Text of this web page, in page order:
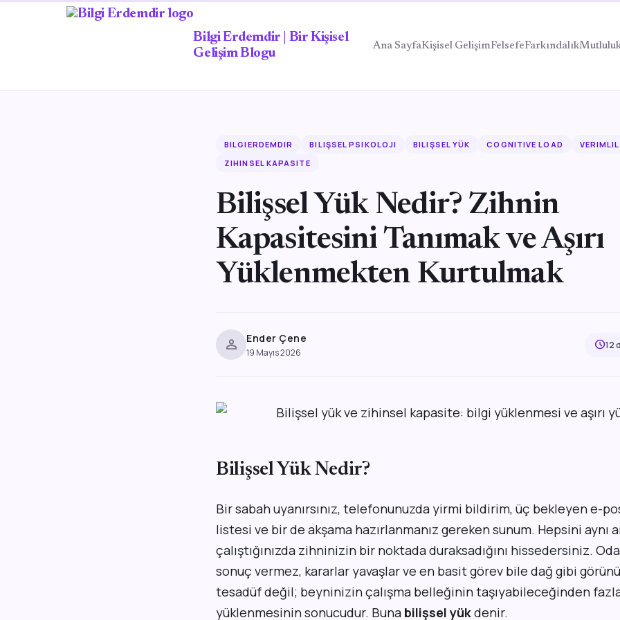
Bilgi Erdemdir | Bir Kişisel
Gelişim Blogu
Ana SayfaKişisel GelişimFelsefeFarkındalık
BILGIERDEMDIR BILIŞSEL PSIKOLOJI BILIŞSEL YÜK COGNITIVE LOAD
ZIHINSEL KAPASITE
Bilişsel Yük Nedir? Zihnin
Kapasitesini Tanımak ve Aşırı
Yüklenmekten Kurtulmak
person Ender Çene
19 Mayıs 2026
schedule12
Bilişsel Yük Nedir?
Bir sabah uyanırsınız, telefonunuzda yirmi bildirim, üç bekleyen e-
listesi ve bir de akşama hazırlanmanız gereken sunum. Hepsini aynı
çalıştığınızda zihninizin bir noktada duraksadığını hissedersiniz.
sonuç vermez, kararlar yavaşlar ve en basit görev bile dağ gibi
tesadüf değil; beyninizin çalışma belleğinin taşıyabileceğinden
yüklenmesinin sonucudur. Buna bilişsel yükdenir.